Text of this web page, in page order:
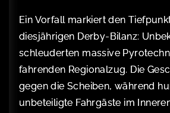
Ein Vorfall markiert den
diesjährigen Derby-Bilanz:
schleuderten massive
fahrenden Regionalzug. Die
gegen die Scheiben, während
unbeteiligte Fahrgäste im